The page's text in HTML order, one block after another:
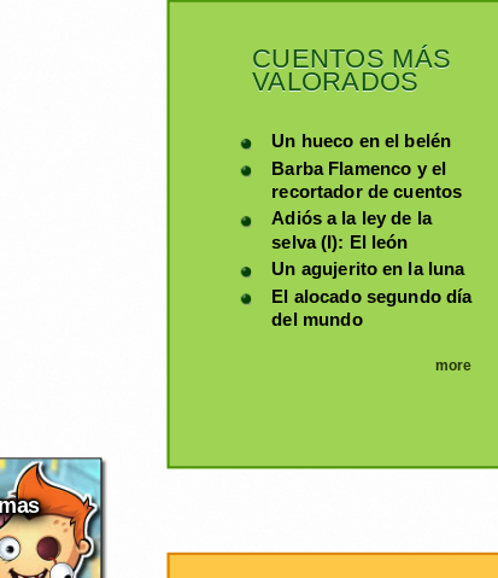
CUENTOS MÁS
VALORADOS
Un hueco en el belén
Barba Flamenco y el
recortador de cuentos
Adiós a la ley de la
selva (I): El león
Un agujerito en la luna
El alocado segundo día
del mundo
more